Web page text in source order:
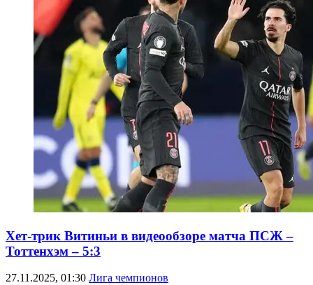
Хет-трик Витиньи в видеообзоре матча ПСЖ –
Тоттенхэм – 5:3
27.11.2025, 01:30 Лига чемпионов